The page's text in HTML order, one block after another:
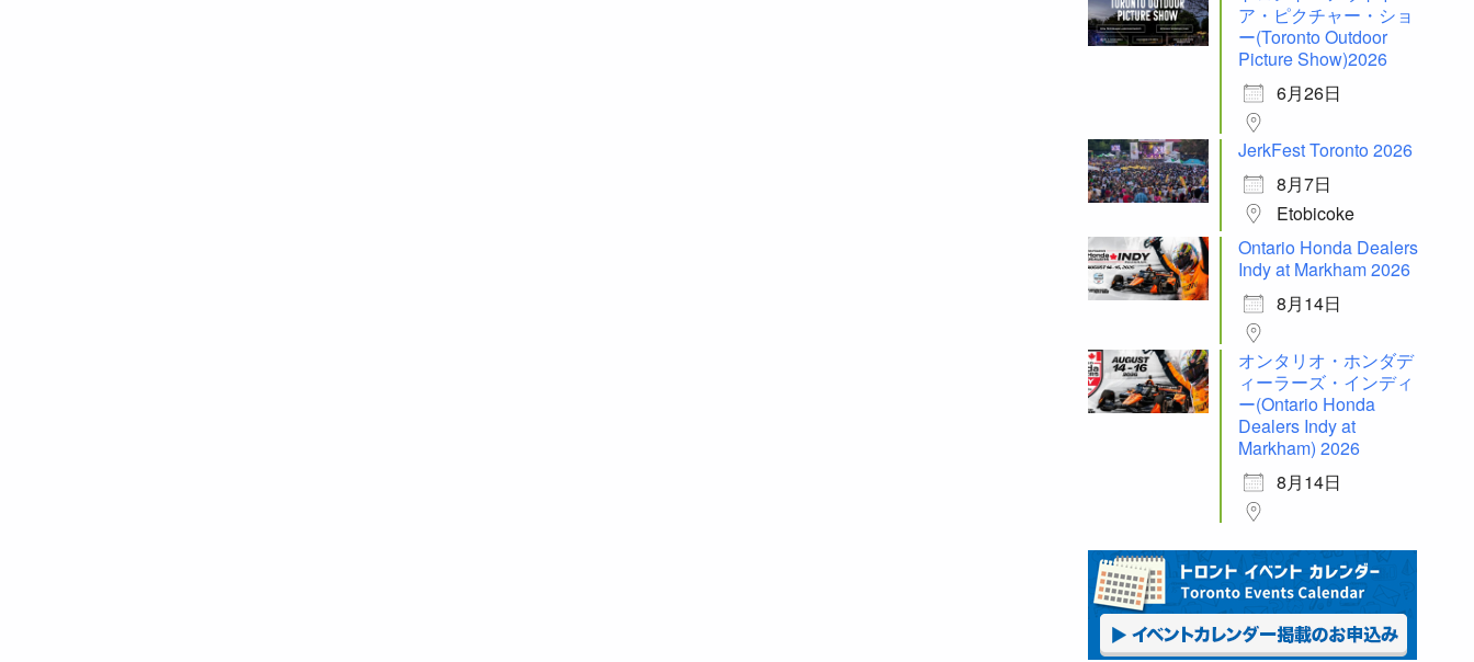
ア・ピクチャー・ショ
ー(Toronto Outdoor
Picture Show)2026
6月26日
JerkFest Toronto 2026
8月7日
Etobicoke
Ontario Honda Dealers
Indy at Markham 2026
8月14日
オンタリオ・ホンダデ
ィーラーズ・インディ
ー(Ontario Honda
Dealers Indy at
Markham) 2026
8月14日